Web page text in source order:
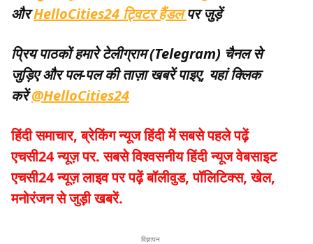
औरHelloCities24 ट्विटर हैंडलपर जुड़ें
प्रिय पाठकों हमारे टेलीग्राम (Telegram) चैनल से
जुड़िए और पल-पल की ताज़ा खबरें पाइए, यहां क्लिक
करें@HelloCities24
हिंदी समाचार, ब्रेकिंग न्यूज हिंदी में सबसे पहले पढ़ें
एचसी24 न्यूज़ पर. सबसे विश्वसनीय हिंदी न्यूज वेबसाइट
एचसी24 न्यूज़ लाइव पर पढ़ें बॉलीवुड, पॉलिटिक्स, खेल,
मनोरंजन से जुड़ी खबरें.
विज्ञापन